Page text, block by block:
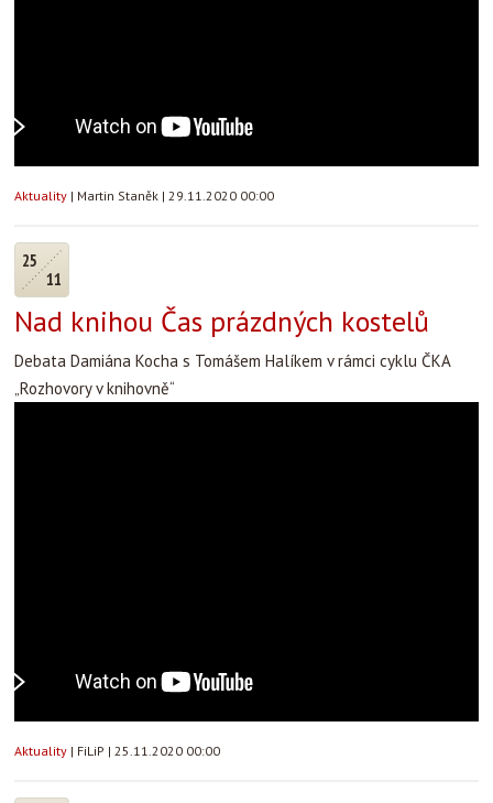
Aktuality | Martin Staněk | 29.11.2020 00:00
25
11
Nad knihou Čas prázdných kostelů
Debata Damiána Kocha s Tomášem Halíkem v rámci cyklu ČKA
„Rozhovory v knihovně“
Aktuality | FiLiP | 25.11.2020 00:00